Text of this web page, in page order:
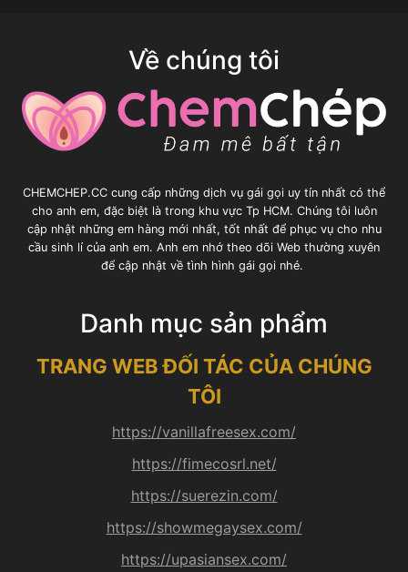
Về chúng tôi
CHEMCHEP.CC cung cấp những dịch vụ gái gọi uy tín nhất có thể
cho anh em, đặc biệt là trong khu vực Tp HCM. Chúng tôi luôn
cập nhật những em hàng mới nhất, tốt nhất để phục vụ cho nhu
cầu sinh lí của anh em. Anh em nhớ theo dõi Web thường xuyên
để cập nhật về tình hình gái gọi nhé.
Danh mục sản phẩm
TRANG WEB ĐỐI TÁC CỦA CHÚNG
TÔI
https://vanillafreesex.com/
https://fimecosrl.net/
https://suerezin.com/
https://showmegaysex.com/
https://upasiansex.com/